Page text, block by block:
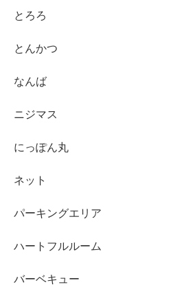
とろろ
とんかつ
なんば
ニジマス
にっぽん丸
ネット
パーキングエリア
ハートフルルーム
バーベキュー